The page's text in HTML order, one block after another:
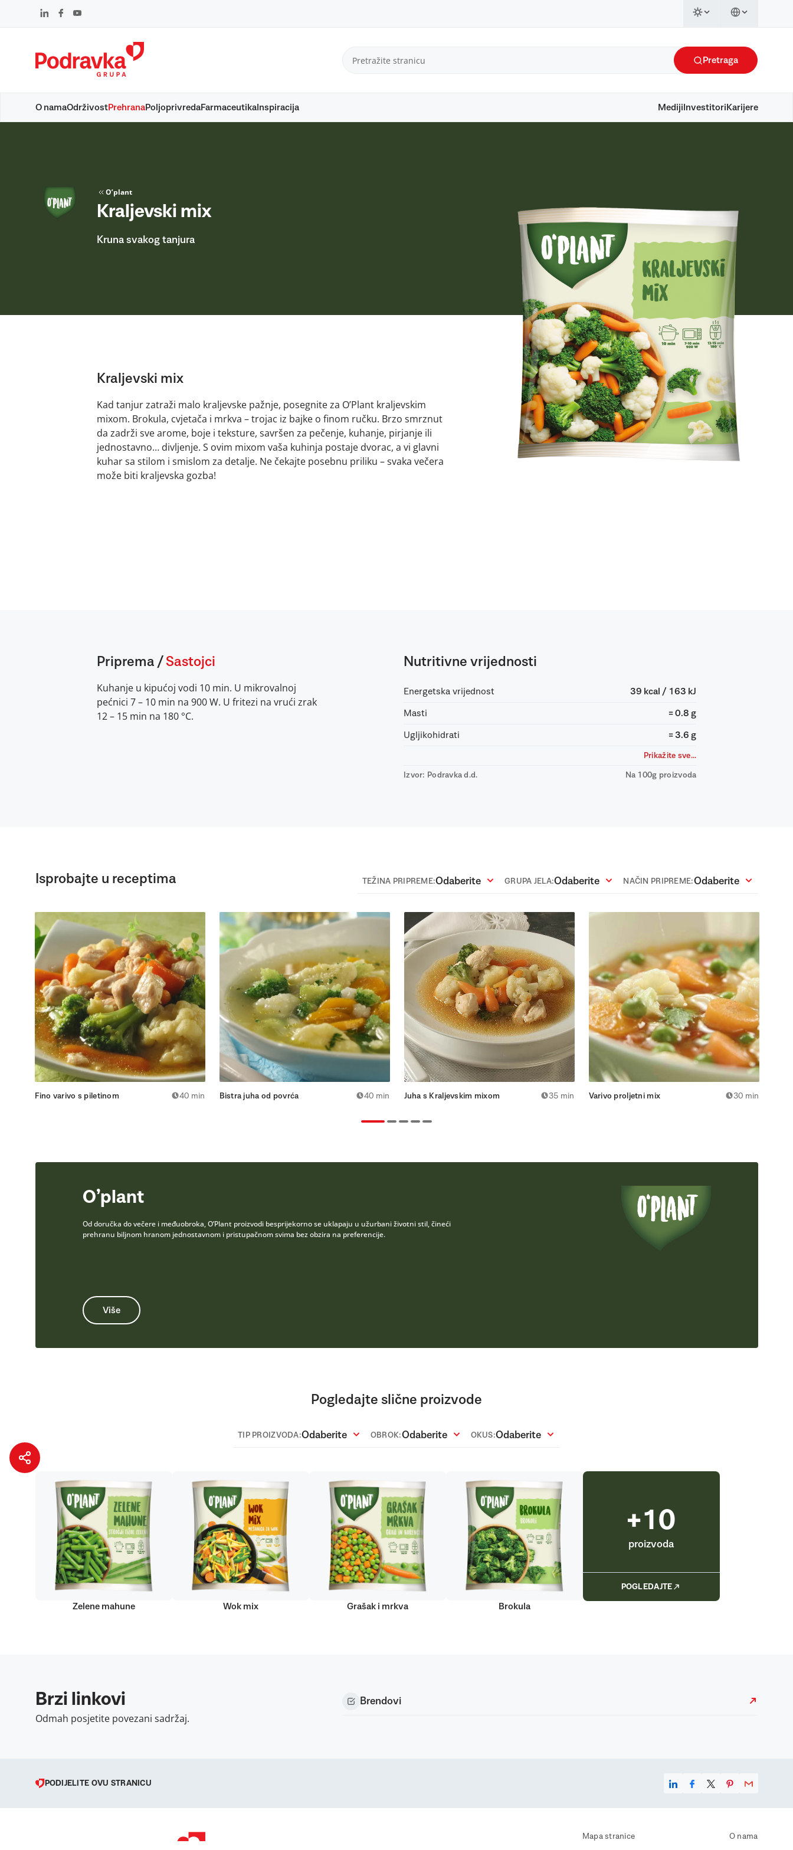
Pretraga
O namaOdrživostPrehranaPoljoprivredaFarmaceutikaInspiracija Mediji Investitori Karijere
O’plant
Kraljevski mix
Kruna svakog tanjura
Kraljevski mix
Kad tanjur zatraži malo kraljevske pažnje, posegnite za O’Plant kraljevskim
mixom. Brokula, cvjetača i mrkva – trojac iz bajke o finom ručku. Brzo smrznut
da zadrži sve arome, boje i teksture, savršen za pečenje, kuhanje, pirjanje ili
jednostavno… divljenje. S ovim mixom vaša kuhinja postaje dvorac, a vi glavni
kuhar sa stilom i smislom za detalje. Ne čekajte posebnu priliku – svaka večera
može biti kraljevska gozba!
Priprema / Sastojci
Kuhanje u kipućoj vodi 10 min. U mikrovalnoj
pećnici 7 – 10 min na 900 W. U fritezi na vrući zrak
12 – 15 min na 180 °C.
Nutritivne vrijednosti
Energetska vrijednost 39 kcal / 163 kJ
Masti = 0.8 g
Ugljikohidrati = 3.6 g
Prikažite sve...
Izvor: Podravka d.d. Na 100g proizvoda
Isprobajte u receptima TEŽINA PRIPREME:Odaberite GRUPA JELA:Odaberite NAČIN PRIPREME:Odaberite
Fino varivo s piletinom 40 min Bistra juha od povrća 40 min Juha s Kraljevskim mixom 35 min Varivo proljetni mix 30 min
O’plant
Od doručka do večere i međuobroka, O’Plant proizvodi besprijekorno se uklapaju u užurbani životni stil, čineći
prehranu biljnom hranom jednostavnom i pristupačnom svima bez obzira na preferencije.
Više
Pogledajte slične proizvode
TIP PROIZVODA:Odaberite OBROK:Odaberite OKUS:Odaberite
Zelene mahune Wok mix Grašak i mrkva Brokula
+10
proizvoda
POGLEDAJTE
Brzi linkovi
Odmah posjetite povezani sadržaj.
Brendovi
PODIJELITE OVU STRANICU
Mapa stranice
O nama